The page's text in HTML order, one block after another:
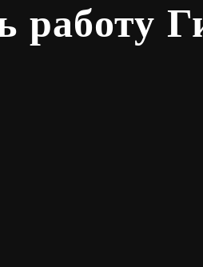
работу